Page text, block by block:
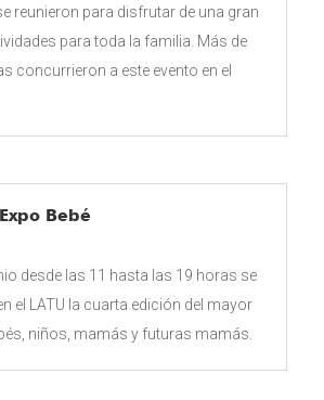
reunieron para disfrutar de una gran
para toda la familia. Más de
concurrieron a este evento en el
Bebé
desde las 11 hasta las 19 horas se
el LATU la cuarta edición del mayor
niños, mamás y futuras mamás.